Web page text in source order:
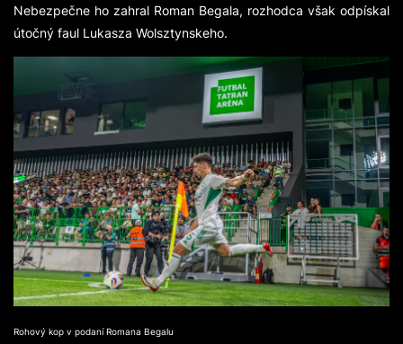
Nebezpečne ho zahral Roman Begala, rozhodca však odpískal
útočný faul Lukasza Wolsztynskeho.
Rohový kop v podaní Romana Begalu